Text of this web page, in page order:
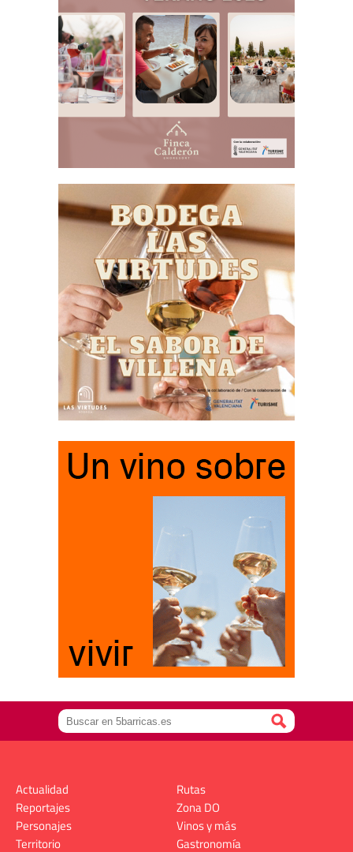
Actualidad
Reportajes
Personajes
Territorio
Rutas
Zona DO
Vinos y más
Gastronomía